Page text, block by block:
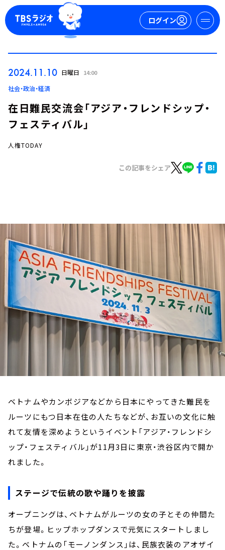
ログイン
お知らせ
イベント・グッズ
YouTube
会社情報
2024.11.10 日曜日 14:00
社会・政治・経済
在日難民交流会「アジア・フレンドシップ・
フェスティバル」
人権TODAY
この記事をシェア
ベトナムやカンボジアなどから日本にやってきた難民を
ルーツにもつ日本在住の人たちなどが、お互いの文化に触
れて友情を深めようというイベント「アジア・フレンドシ
ップ・フェスティバル」が11月3日に東京・渋谷区内で開か
れました。
ステージで伝統の歌や踊りを披露
オープニングは、ベトナムがルーツの女の子とその仲間た
ちが登場。ヒップホップダンスで元気にスタートしまし
た。ベトナムの「モーノンダンス」は、民族衣装のアオザイ